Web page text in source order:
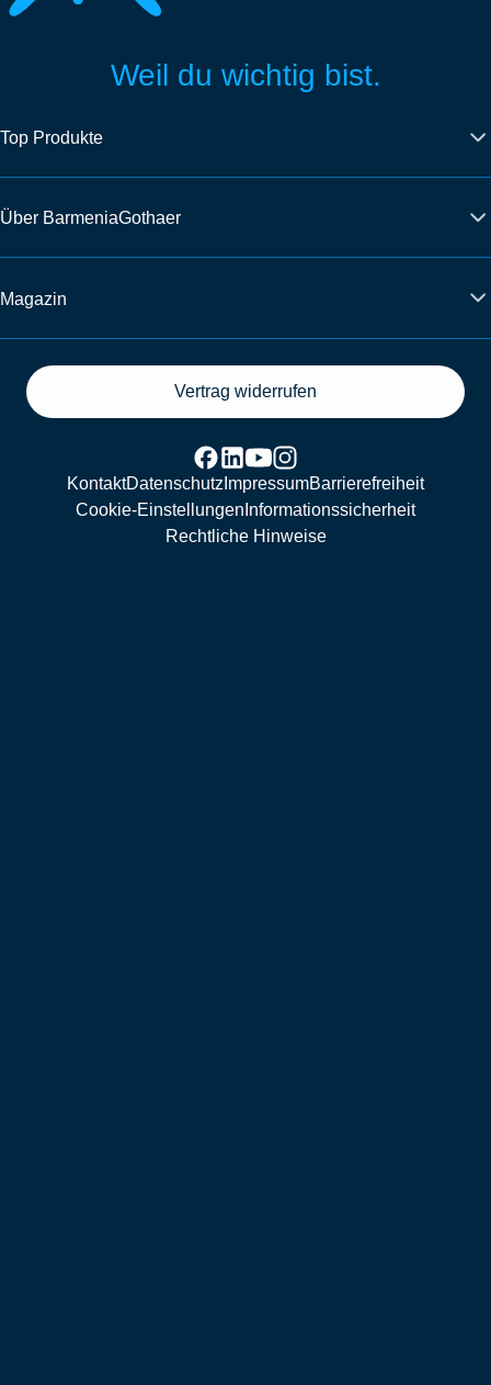
Weil du wichtig bist.
Top Produkte
Über BarmeniaGothaer
Magazin
Vertrag widerrufen
KontaktDatenschutz ImpressumBarrierefreiheit
Cookie-Einstellungen Informationssicherheit
Rechtliche Hinweise